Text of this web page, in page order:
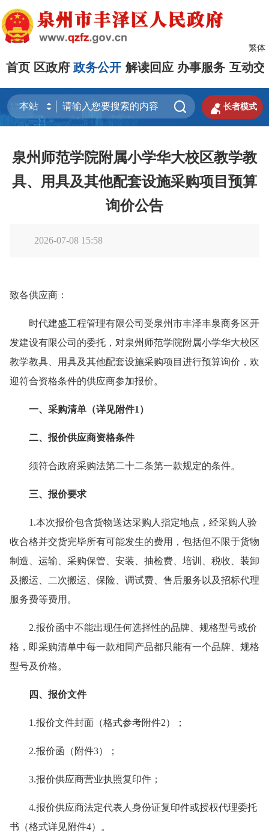
繁体
首页 区政府 政务公开 解读回应 办事服务 互动交
  长者模式
泉州师范学院附属小学华大校区教学教
具、用具及其他配套设施采购项目预算
询价公告
2026-07-08 15:58
致各供应商 ：
时代建盛工程管理有限公司受泉州市丰泽丰泉商务区开
发建设有限公司 的委托，对泉州师范学院附属小学华大校区
教学教具、用具及其他配套设施采购项目 进行预算询价，欢
迎符合资格条件的供应商参加报价。
一、采购清单（详见附件1）
二、报价供应商资格条件
须符合政府采购法第二十二条第一款规定的条件。
三、报价要求
1.本次报价包含货物送达采购人指定地点，经采购人验
收合格并交货完毕所有可能发生的费用，包括但不限于货物
制造、运输、采购保管、安装、抽检费、培训、税收、装卸
及搬运、二次搬运、保险、调试费、售后服务以及招标代理
服务费等费用 。
2.报价函中不能出现任何选择性的品牌、规格型号或价
格 ，即采购清单中每一款相同产品都只能有一个品牌、规格
型号及价格。
四、报价文件
1.报价文件封面（格式参考附件2）；
2.报价函（附件3）；
3.报价供应商营业执照复印件 ；
4.报价供应商法定代表人身份证复印件或授权代理委托
书（格式详见附件4） 。